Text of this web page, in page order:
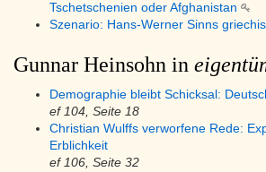
Tschetschenien oder Afghanistan
Szenario: Hans-Werner Sinns
Gunnar Heinsohn in
Demographie bleibt Schicksal:
ef 104, Seite 18
Christian Wulffs verworfene Rede:
Erblichkeit
ef 106, Seite 32